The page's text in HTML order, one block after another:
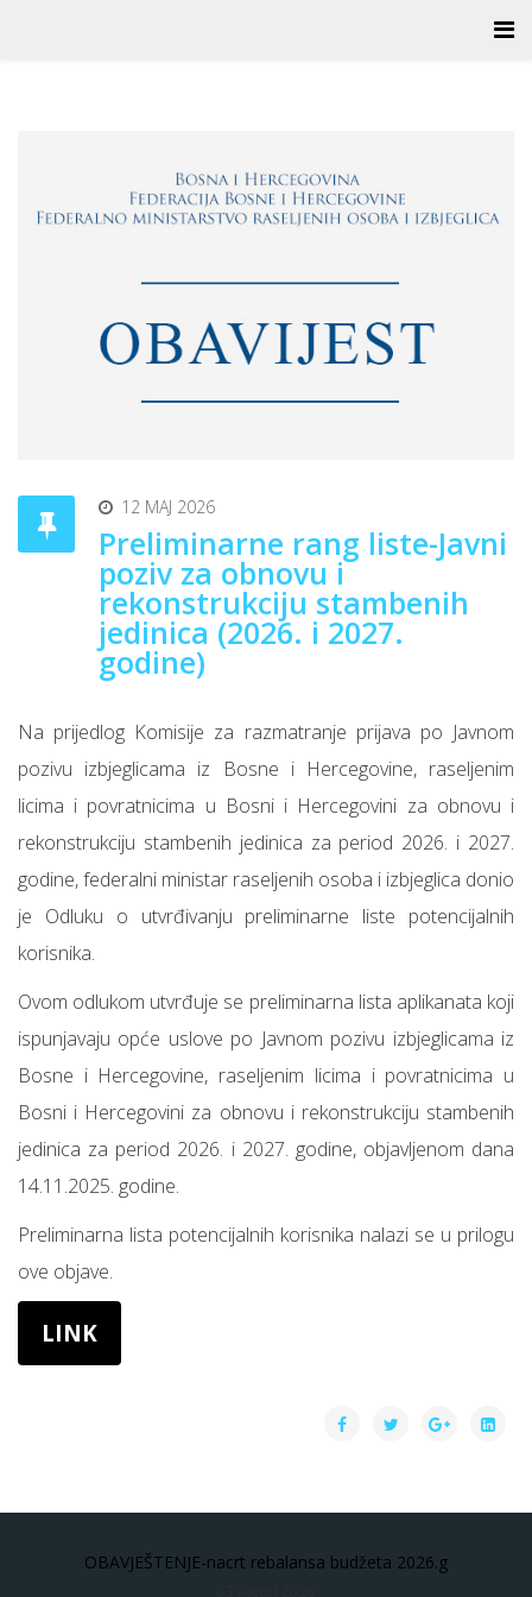
12 MAJ 2026
Preliminarne rang liste-Javni
poziv za obnovu i
rekonstrukciju stambenih
jedinica (2026. i 2027.
godine)
Na prijedlog Komisije za razmatranje prijava po Javnom
pozivu izbjeglicama iz Bosne i Hercegovine, raseljenim
licima i povratnicima u Bosni i Hercegovini za obnovu i
rekonstrukciju stambenih jedinica za period 2026. i 2027.
godine, federalni ministar raseljenih osoba i izbjeglica donio
je Odluku o utvrđivanju preliminarne liste potencijalnih
korisnika.
Ovom odlukom utvrđuje se preliminarna lista aplikanata koji
ispunjavaju opće uslove po Javnom pozivu izbjeglicama iz
Bosne i Hercegovine, raseljenim licima i povratnicima u
Bosni i Hercegovini za obnovu i rekonstrukciju stambenih
jedinica za period 2026. i 2027. godine, objavljenom dana
14.11.2025. godine.
Preliminarna lista potencijalnih korisnika nalazi se u prilogu
ove objave.
LINK
OBAVJEŠTENJE-nacrt rebalansa budžeta 2026.g